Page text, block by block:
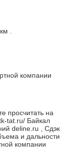
.
компании
просчитать на
tat.ru/ Байкал
deline.ru , Сдэк
и дальности
компании